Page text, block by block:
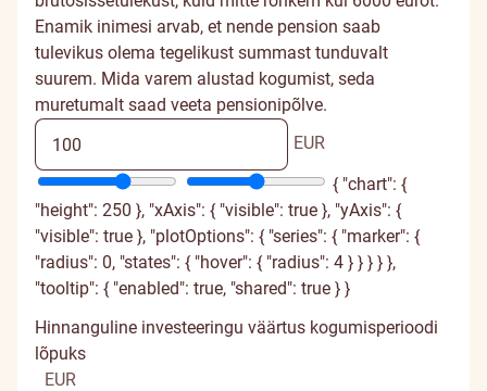
Enamik inimesi arvab, et nende pension saab
tulevikus olema tegelikust summast tunduvalt
suurem. Mida varem alustad kogumist, seda
muretumalt saad veeta pensionipõlve.
EUR
{ "chart": {
"height": 250 }, "xAxis": { "visible": true }, "yAxis": {
"visible": true }, "plotOptions": { "series": { "marker": {
"radius": 0, "states": { "hover": { "radius": 4 } } } } },
"tooltip": { "enabled": true, "shared": true } }
Hinnanguline investeeringu väärtus kogumisperioodi
lõpuks
EUR